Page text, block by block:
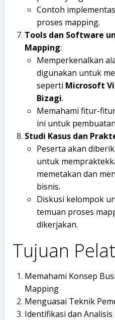
Contoh
proses mapping.
Tools dan Software
Mapping:
Memperkenalkan
digunakan untuk
seperti Microsoft
Bizagi.
Memahami fitur-
ini untuk
Studi Kasus dan
Peserta akan
untuk
memetakan dan
bisnis.
Diskusi kelompok
temuan proses
dikerjakan.
Tujuan
Memahami Konsep
Mapping
Menguasai Teknik
Identifikasi dan Analisis